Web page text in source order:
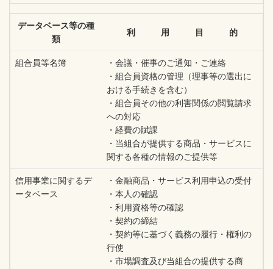
データベース等の種
類
利 用 目 的
組合員等名簿
・会議・催事のご通知・ご連絡
・組合員資格の管理（理事等の選出に
おける手続きを含む）
・組合員その他の利害関係の閲覧請求
への対応
・経費の賦課
・当組合が提供する商品・サービスに
関する各種の情報のご提供等
信用事業に関するデ
ータベース
・金融商品・サービス利用申込の受付
・本人の確認
・利用資格等の確認
・契約の締結
・契約等に基づく義務の履行・権利の
行使
・市場調査及び当組合の提供する商